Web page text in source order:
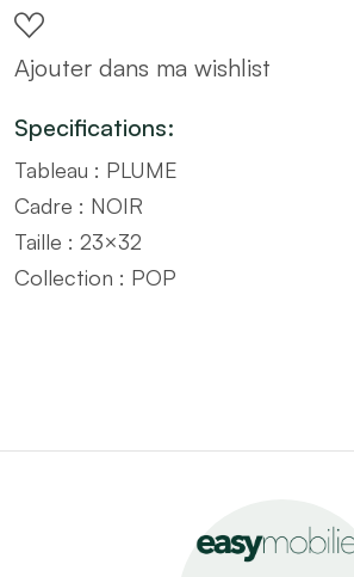
cadre
noir
–
Taille
23x32
quantity
Ajouter dans ma wishlist
Specifications:
Tableau : PLUME
Cadre : NOIR
Taille : 23×32
Collection : POP